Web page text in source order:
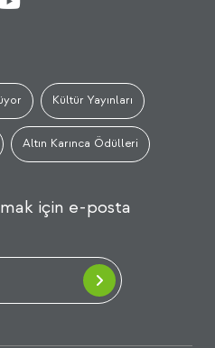
Kültür Yayınları
Altın Karınca Ödülleri
için e-posta